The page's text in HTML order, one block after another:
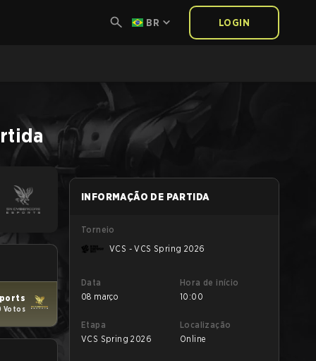
BR LOGIN
Votos
INFORMAÇÃO DE PARTIDA
Torneio
VCS - VCS Spring 2026
Data
08 março
Hora de início
10:00
Etapa
VCS Spring 2026
Localização
Online